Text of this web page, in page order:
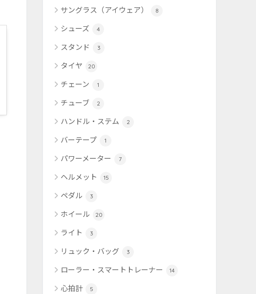
サングラス（アイウェア） 8
シューズ 4
スタンド 3
タイヤ 20
チェーン 1
チューブ 2
ハンドル・ステム 2
バーテープ 1
パワーメーター 7
ヘルメット 15
ペダル 3
ホイール 20
ライト 3
リュック・バッグ 3
ローラー・スマートトレーナー 14
心拍計 5